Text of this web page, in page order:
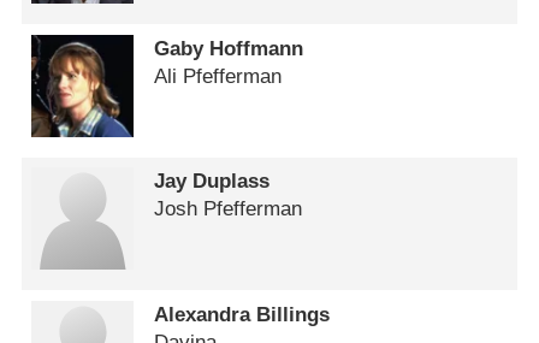
Gaby Hoffmann
Ali Pfefferman
Jay Duplass
Josh Pfefferman
Alexandra Billings